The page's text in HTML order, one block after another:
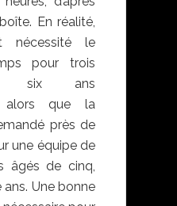
En réalité,
nécessité le
pour trois
six ans
alors que la
près de
une équipe de
âgés de cinq,
Une bonne